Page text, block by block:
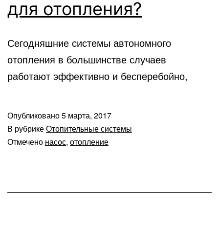
для отопления?
Сегодняшние системы автономного
отопления в большинстве случаев
работают эффективно и бесперебойно,
Опубликовано5 марта, 2017
В рубрикеОтопительные системы
Отмечено насос, отопление